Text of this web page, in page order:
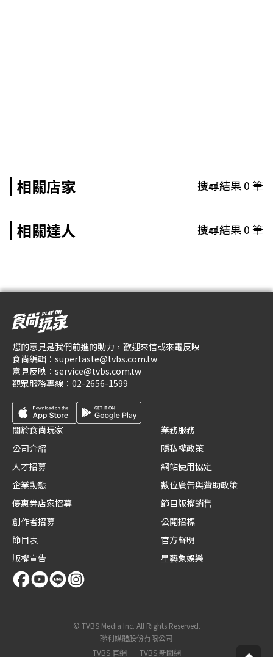
相關店家 搜尋結果0筆
相關達人 搜尋結果0筆
您的意見是我們前進的動力，歡迎來信或來電反映
食尚編輯： supertaste@tvbs.com.tw
意見反映： service@tvbs.com.tw
觀眾服務專線： 02-2656-1599
關於食尚玩家
公司介紹
人才招募
企業動態
優惠券店家招募
創作者招募
節目表
版權宣告
業務服務
隱私權政策
網站使用協定
數位廣告與贊助政策
節目版權銷售
公開招標
官方聲明
星藝象娛樂
© TVBS Media Inc. All Rights Reserved.
聯利媒體股份有限公司
TVBS 官網
TVBS 新聞網